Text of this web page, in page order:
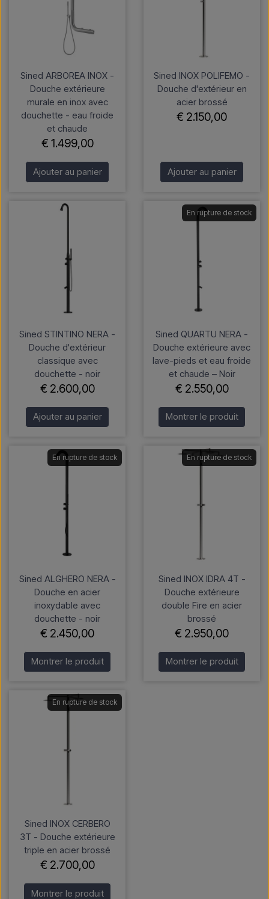
Sined ARBOREA INOX -
Douche extérieure
murale en inox avec
douchette - eau froide
et chaude
€ 1.499,00
Ajouter au panier
Sined INOX POLIFEMO -
Douche d'extérieur en
acier brossé
€ 2.150,00
Ajouter au panier
Sined STINTINO NERA -
Douche d'extérieur
classique avec
douchette - noir
€ 2.600,00
Ajouter au panier
En rupture de stock
Sined QUARTU NERA -
Douche extérieure avec
lave-pieds et eau froide
et chaude – Noir
€ 2.550,00
Montrer le produit
En rupture de stock
Sined ALGHERO NERA -
Douche en acier
inoxydable avec
douchette - noir
€ 2.450,00
Montrer le produit
En rupture de stock
Sined INOX IDRA 4T -
Douche extérieure
double Fire en acier
brossé
€ 2.950,00
Montrer le produit
En rupture de stock
Sined INOX CERBERO
3T - Douche extérieure
triple en acier brossé
€ 2.700,00
Montrer le produit